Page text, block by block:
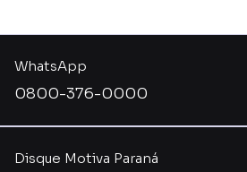
Disque Motiva Paraná
WhatsApp
0800-376-0000